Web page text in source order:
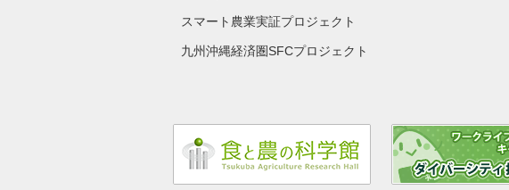
スマート農業実証プロジェクト
九州沖縄経済圏SFCプロジェクト